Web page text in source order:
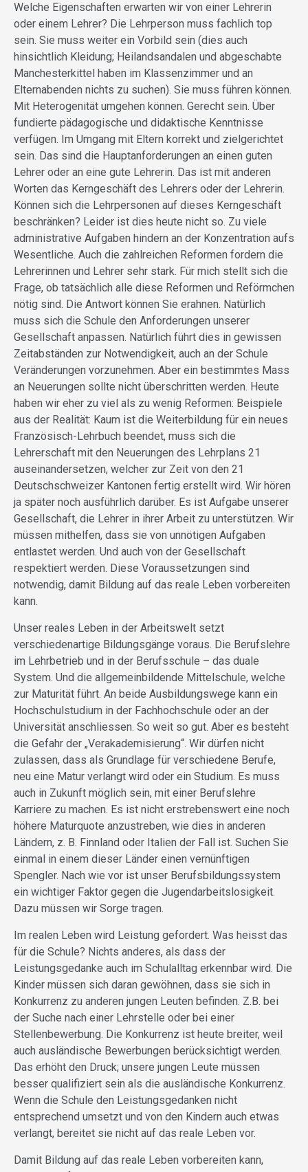
Welche Eigenschaften erwarten wir von einer Lehrerin
oder einem Lehrer? Die Lehrperson muss fachlich top
sein. Sie muss weiter ein Vorbild sein (dies auch
hinsichtlich Kleidung; Heilandsandalen und abgeschabte
Manchesterkittel haben im Klassenzimmer und an
Elternabenden nichts zu suchen). Sie muss führen können.
Mit Heterogenität umgehen können. Gerecht sein. Über
fundierte pädagogische und didaktische Kenntnisse
verfügen. Im Umgang mit Eltern korrekt und zielgerichtet
sein. Das sind die Hauptanforderungen an einen guten
Lehrer oder an eine gute Lehrerin. Das ist mit anderen
Worten das Kerngeschäft des Lehrers oder der Lehrerin.
Können sich die Lehrpersonen auf dieses Kerngeschäft
beschränken? Leider ist dies heute nicht so. Zu viele
administrative Aufgaben hindern an der Konzentration aufs
Wesentliche. Auch die zahlreichen Reformen fordern die
Lehrerinnen und Lehrer sehr stark. Für mich stellt sich die
Frage, ob tatsächlich alle diese Reformen und Reförmchen
nötig sind. Die Antwort können Sie erahnen. Natürlich
muss sich die Schule den Anforderungen unserer
Gesellschaft anpassen. Natürlich führt dies in gewissen
Zeitabständen zur Notwendigkeit, auch an der Schule
Veränderungen vorzunehmen. Aber ein bestimmtes Mass
an Neuerungen sollte nicht überschritten werden. Heute
haben wir eher zu viel als zu wenig Reformen: Beispiele
aus der Realität: Kaum ist die Weiterbildung für ein neues
Französisch-Lehrbuch beendet, muss sich die
Lehrerschaft mit den Neuerungen des Lehrplans 21
auseinandersetzen, welcher zur Zeit von den 21
Deutschschweizer Kantonen fertig erstellt wird. Wir hören
ja später noch ausführlich darüber. Es ist Aufgabe unserer
Gesellschaft, die Lehrer in ihrer Arbeit zu unterstützen. Wir
müssen mithelfen, dass sie von unnötigen Aufgaben
entlastet werden. Und auch von der Gesellschaft
respektiert werden. Diese Voraussetzungen sind
notwendig, damit Bildung auf das reale Leben vorbereiten
kann.
Unser reales Leben in der Arbeitswelt setzt
verschiedenartige Bildungsgänge voraus. Die Berufslehre
im Lehrbetrieb und in der Berufsschule – das duale
System. Und die allgemeinbildende Mittelschule, welche
zur Maturität führt. An beide Ausbildungswege kann ein
Hochschulstudium in der Fachhochschule oder an der
Universität anschliessen. So weit so gut. Aber es besteht
die Gefahr der „Verakademisierung“. Wir dürfen nicht
zulassen, dass als Grundlage für verschiedene Berufe,
neu eine Matur verlangt wird oder ein Studium. Es muss
auch in Zukunft möglich sein, mit einer Berufslehre
Karriere zu machen. Es ist nicht erstrebenswert eine noch
höhere Maturquote anzustreben, wie dies in anderen
Ländern, z. B. Finnland oder Italien der Fall ist. Suchen Sie
einmal in einem dieser Länder einen vernünftigen
Spengler. Nach wie vor ist unser Berufsbildungssystem
ein wichtiger Faktor gegen die Jugendarbeitslosigkeit.
Dazu müssen wir Sorge tragen.
Im realen Leben wird Leistung gefordert. Was heisst das
für die Schule? Nichts anderes, als dass der
Leistungsgedanke auch im Schulalltag erkennbar wird. Die
Kinder müssen sich daran gewöhnen, dass sie sich in
Konkurrenz zu anderen jungen Leuten befinden. Z.B. bei
der Suche nach einer Lehrstelle oder bei einer
Stellenbewerbung. Die Konkurrenz ist heute breiter, weil
auch ausländische Bewerbungen berücksichtigt werden.
Das erhöht den Druck; unsere jungen Leute müssen
besser qualifiziert sein als die ausländische Konkurrenz.
Wenn die Schule den Leistungsgedanken nicht
entsprechend umsetzt und von den Kindern auch etwas
verlangt, bereitet sie nicht auf das reale Leben vor.
Damit Bildung auf das reale Leben vorbereiten kann,